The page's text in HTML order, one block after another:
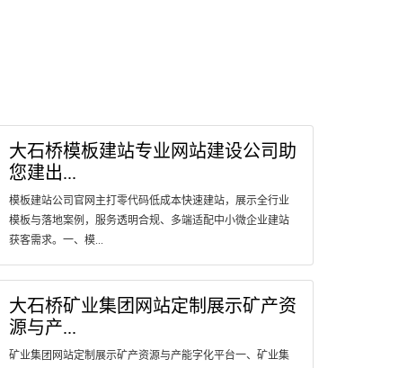
大石桥模板建站专业网站建设公司助
您建出...
模板建站公司官网主打零代码低成本快速建站，展示全行业
模板与落地案例，服务透明合规、多端适配中小微企业建站
获客需求。一、模...
大石桥矿业集团网站定制展示矿产资
源与产...
矿业集团网站定制展示矿产资源与产能字化平台一、矿业集